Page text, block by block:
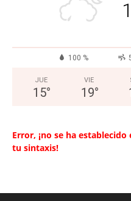
100 %
JUE
15°
VIE
19°
Error, ¡no se ha
tu sintaxis!